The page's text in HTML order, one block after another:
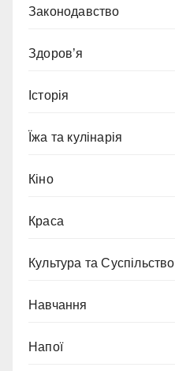
Законодавство
Здоров’я
Історія
Їжа та кулінарія
Кіно
Краса
Культура та Суспільство
Навчання
Напої